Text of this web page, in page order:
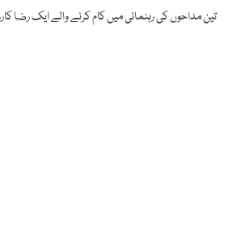
تین مداحوں کی رہنمائی میں کام کرنے والے ایک رضا